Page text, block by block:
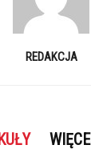
REDAKCJA